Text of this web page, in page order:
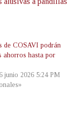
de COSAVI podrán
ahorros hasta por
junio 2026 5:24 PM